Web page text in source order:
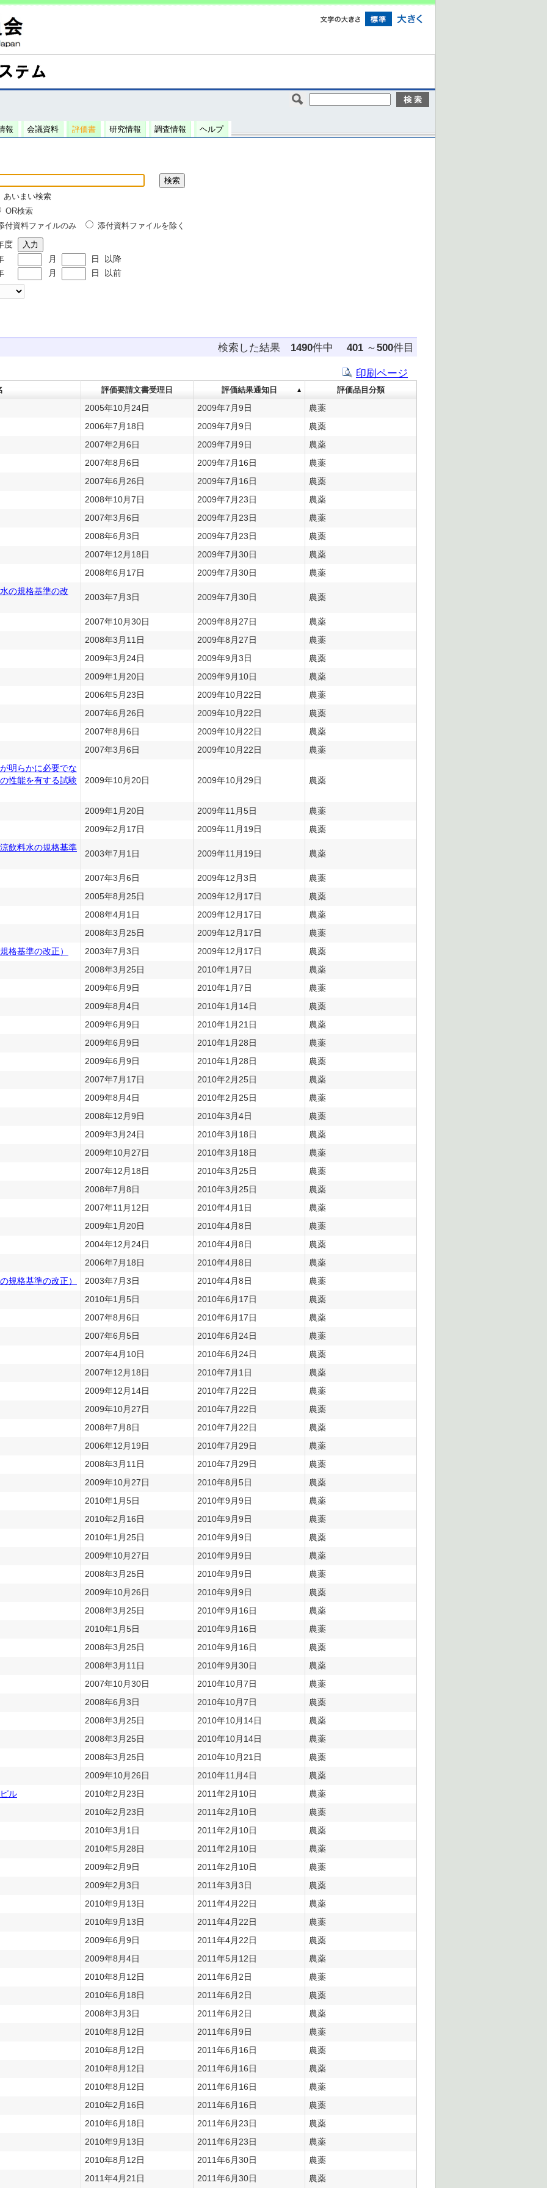
報 会議資料 評価書 研究情報 調査情報 ヘルプ
あいまい検索
OR検索
付資料ファイルのみ
添付資料ファイルを除く
度
月 日
以降
月 日 以前
検索した結果 1490件中 401 ～500件目
印刷ページ
評価要請文書受理日 評価結果通知日
評価品目分類
2005年10月24日
2009年7月9日
農薬
2006年7月18日
2009年7月9日
農薬
2007年2月6日
2009年7月9日
農薬
2007年8月6日
2009年7月16日
農薬
2007年6月26日
2009年7月16日
農薬
2008年10月7日
2009年7月23日
農薬
2007年3月6日
2009年7月23日
農薬
2008年6月3日
2009年7月23日
農薬
2007年12月18日
2009年7月30日
農薬
2008年6月17日
2009年7月30日
農薬
の規格基準の改
2003年7月3日 2009年7月30日 農薬
2007年10月30日 2009年8月27日
農薬
2008年3月11日
2009年8月27日
農薬
2009年3月24日
2009年9月3日
農薬
2009年1月20日
2009年9月10日
農薬
2006年5月23日
2009年10月22日
農薬
2007年6月26日
2009年10月22日
農薬
2007年8月6日
2009年10月22日
農薬
2007年3月6日
2009年10月22日
農薬
明らかに必要でな
性能を有する試験
2009年10月20日 2009年10月29日 農薬
2009年1月20日 2009年11月5日
農薬
2009年2月17日
2009年11月19日
農薬
飲料水の規格基準
2003年7月1日 2009年11月19日 農薬
2007年3月6日 2009年12月3日
農薬
2005年8月25日
2009年12月17日
農薬
2008年4月1日
2009年12月17日
農薬
2008年3月25日
2009年12月17日
農薬
格基準の改正）
2003年7月3日 2009年12月17日
農薬
2008年3月25日
2010年1月7日
農薬
2009年6月9日
2010年1月7日
農薬
2009年8月4日
2010年1月14日
農薬
2009年6月9日
2010年1月21日
農薬
2009年6月9日
2010年1月28日
農薬
2009年6月9日
2010年1月28日
農薬
2007年7月17日
2010年2月25日
農薬
2009年8月4日
2010年2月25日
農薬
2008年12月9日
2010年3月4日
農薬
2009年3月24日
2010年3月18日
農薬
2009年10月27日
2010年3月18日
農薬
2007年12月18日
2010年3月25日
農薬
2008年7月8日
2010年3月25日
農薬
2007年11月12日
2010年4月1日
農薬
2009年1月20日
2010年4月8日
農薬
2004年12月24日
2010年4月8日
農薬
2006年7月18日
2010年4月8日
農薬
規格基準の改正）
2003年7月3日 2010年4月8日
農薬
2010年1月5日
2010年6月17日
農薬
2007年8月6日
2010年6月17日
農薬
2007年6月5日
2010年6月24日
農薬
2007年4月10日
2010年6月24日
農薬
2007年12月18日
2010年7月1日
農薬
2009年12月14日
2010年7月22日
農薬
2009年10月27日
2010年7月22日
農薬
2008年7月8日
2010年7月22日
農薬
2006年12月19日
2010年7月29日
農薬
2008年3月11日
2010年7月29日
農薬
2009年10月27日
2010年8月5日
農薬
2010年1月5日
2010年9月9日
農薬
2010年2月16日
2010年9月9日
農薬
2010年1月25日
2010年9月9日
農薬
2009年10月27日
2010年9月9日
農薬
2008年3月25日
2010年9月9日
農薬
2009年10月26日
2010年9月9日
農薬
2008年3月25日
2010年9月16日
農薬
2010年1月5日
2010年9月16日
農薬
2008年3月25日
2010年9月16日
農薬
2008年3月11日
2010年9月30日
農薬
2007年10月30日
2010年10月7日
農薬
2008年6月3日
2010年10月7日
農薬
2008年3月25日
2010年10月14日
農薬
2008年3月25日
2010年10月14日
農薬
2008年3月25日
2010年10月21日
農薬
2009年10月26日
2010年11月4日
農薬
ル
2010年2月23日 2011年2月10日
農薬
2010年2月23日
2011年2月10日
農薬
2010年3月1日
2011年2月10日
農薬
2010年5月28日
2011年2月10日
農薬
2009年2月9日
2011年2月10日
農薬
2009年2月3日
2011年3月3日
農薬
2010年9月13日
2011年4月22日
農薬
2010年9月13日
2011年4月22日
農薬
2009年6月9日
2011年4月22日
農薬
2009年8月4日
2011年5月12日
農薬
2010年8月12日
2011年6月2日
農薬
2010年6月18日
2011年6月2日
農薬
2008年3月3日
2011年6月2日
農薬
2010年8月12日
2011年6月9日
農薬
2010年8月12日
2011年6月16日
農薬
2010年8月12日
2011年6月16日
農薬
2010年8月12日
2011年6月16日
農薬
2010年2月16日
2011年6月16日
農薬
2010年6月18日
2011年6月23日
農薬
2010年9月13日
2011年6月23日
農薬
2010年8月12日
2011年6月30日
農薬
2011年4月21日
2011年6月30日 農薬